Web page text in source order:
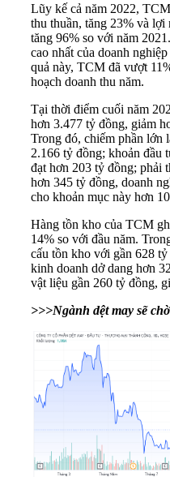
Lũy kế cả năm 2022,
thu thuần, tăng 23% và lợi
tăng 96% so với năm
cao nhất của doanh
quả này, TCM đã vượt
hoạch doanh thu năm.
Tại thời điểm cuối năm
hơn 3.477 tỷ đồng, giảm
Trong đó, chiếm phần lớn
2.166 tỷ đồng; khoản đầu
đạt hơn 203 tỷ đồng; phải
hơn 345 tỷ đồng, doanh
cho khoản mục này hơn
Hàng tồn kho của TCM
14% so với đầu năm.
cấu tồn kho với gần 628
kinh doanh dở dang hơn
vật liệu gần 260 tỷ đồng,
>>>Ngành dệt may sẽ